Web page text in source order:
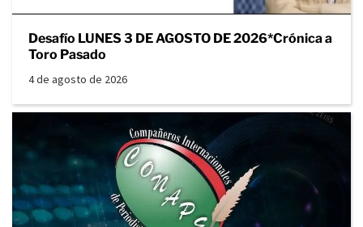
Desafío LUNES 3 DE AGOSTO DE 2026*Crónica a
Toro Pasado
4 de agosto de 2026